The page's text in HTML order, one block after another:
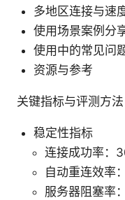
多地区连接与速
使用场景案例分
使用中的常见问
资源与参考
关键指标与评测方法
稳定性指标
连接成功率：
自动重连效率
服务器阻塞率